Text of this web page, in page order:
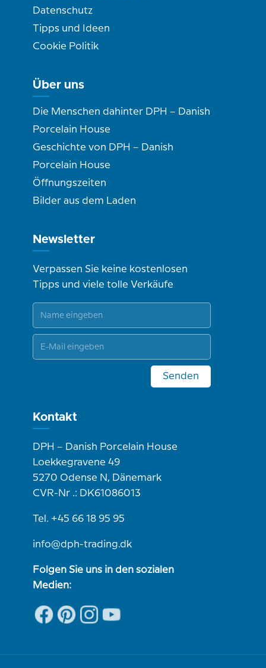
Datenschutz
Tipps und Ideen
Cookie Politik
Über uns
Die Menschen dahinter DPH – Danish
Porcelain House
Geschichte von DPH – Danish
Porcelain House
Öffnungszeiten
Bilder aus dem Laden
Newsletter
Verpassen Sie keine kostenlosen
Tipps und viele tolle Verkäufe
Senden
Kontakt
DPH – Danish Porcelain House
Loekkegravene 49
5270 Odense N, Dänemark
CVR-Nr .: DK61086013
Tel. +45 66 18 95 95
info@dph-trading.dk
Folgen Sie uns in den sozialen
Medien: